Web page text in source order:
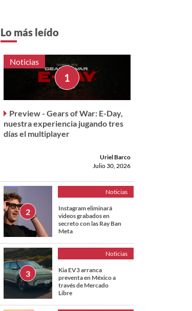
Lo más leído
Noticias
Preview - Gears of War: E-Day,
nuestra experiencia jugando tres
días el multiplayer
Uriel Barco
Julio 30, 2026
Noticias
Instagram eliminará
videos grabados en
secreto con las Ray Ban
Meta
Noticias
Kia EV3 arranca
preventa en México a
través de Mercado
Libre